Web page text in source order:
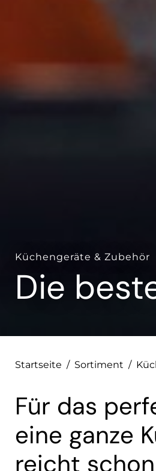
Küchengeräte & Zubehör
Die
Startseite / Sortiment /
Für das
eine ganze
reicht